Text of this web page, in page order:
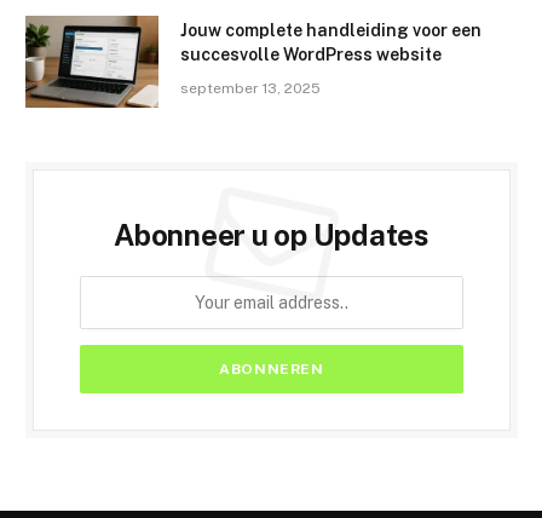
Jouw complete handleiding voor een
succesvolle WordPress website
september 13, 2025
Abonneer u op Updates